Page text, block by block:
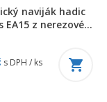
naviják hadic
EA15 z nerezové...
s DPH / ks